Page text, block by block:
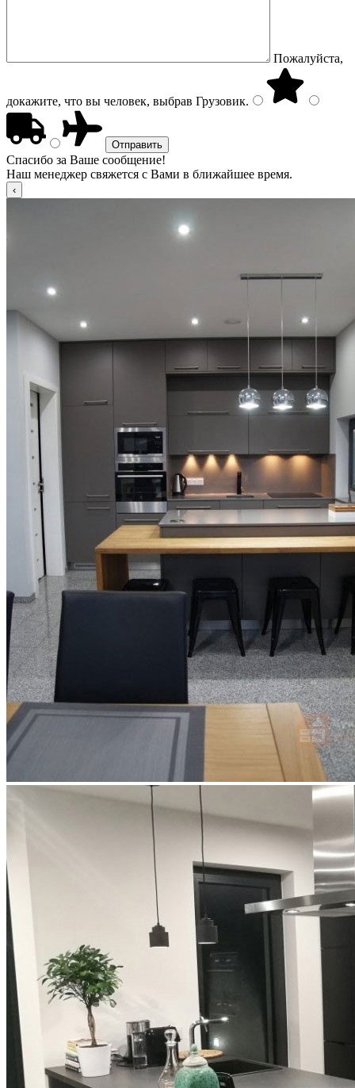
Пожалуйста,
докажите, что вы человек, выбрав Грузовик.
Спасибо за Ваше сообщение!
Наш менеджер свяжется с Вами в ближайшее время.